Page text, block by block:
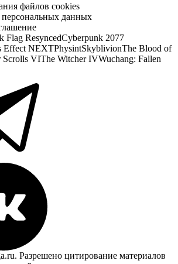
файлов cookies
данных
Flag ResyncedCyberpunk 2077
Effect NEXTPhysintSkyblivionThe Blood of
Scrolls VIThe Witcher IVWuchang: Fallen
Разрешено цитирование материалов